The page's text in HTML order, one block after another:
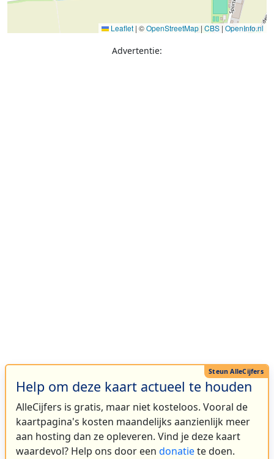
Leaflet | ©OpenStreetMap | CBS | OpenInfo.nl
Advertentie:
Help om deze kaart actueel te houden
AlleCijfers is gratis, maar niet kosteloos. Vooral de
kaartpagina's kosten maandelijks aanzienlijk meer
aan hosting dan ze opleveren. Vind je deze kaart
waardevol? Help ons door een donatiete doen.